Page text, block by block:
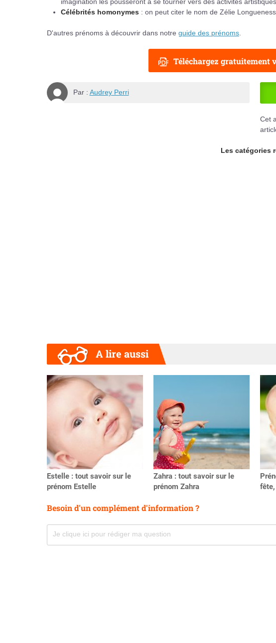
Célébrités homonymes : on peut citer le nom de Zélie
D'autres prénoms à découvrir dans notre guide des prénoms
Téléchargez gratuitement
Par : Audrey Perri
Cet
Les catégories
A lire aussi
Estelle : tout savoir sur le
prénom Estelle
Zahra : tout savoir sur le
prénom Zahra
Précédent
Besoin d'un complément d'information ?